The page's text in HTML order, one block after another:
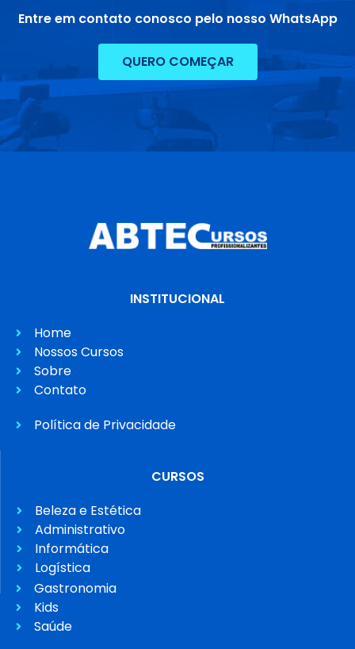
Entre em contato conosco pelo nosso WhatsApp
QUERO COMEÇAR
INSTITUCIONAL
Home
Nossos Cursos
Sobre
Contato
Política de Privacidade
CURSOS
Beleza e Estética
Administrativo
Informática
Logística
Gastronomia
Kids
Saúde